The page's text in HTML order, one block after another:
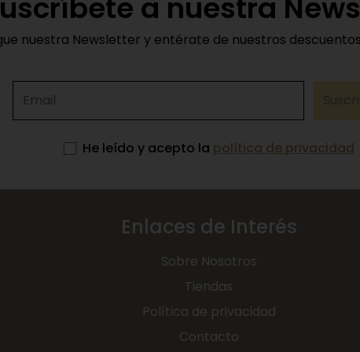
a nuestra
nuestra Newsletter y entérate de nuestros
He leído y acepto la política de privacidad
Enlaces de Interés
Sobre Nosotros
Tiendas
Política de privacidad
Contacto